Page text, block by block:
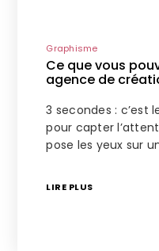
Graphisme
Ce que vous
agence de
3 secondes : c’est
pour capter
pose les yeux sur
LIRE PLUS